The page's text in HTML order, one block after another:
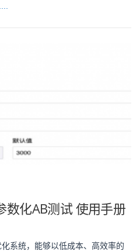
化AB测试 使用手册
系统，能够以低成本、高效率的